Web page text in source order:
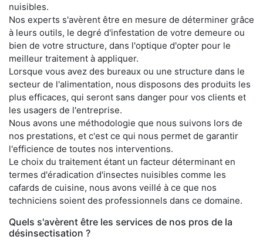
nuisibles.
Nos experts s'avèrent être en mesure de déterminer grâce
à leurs outils, le degré d'infestation de votre demeure ou
bien de votre structure, dans l'optique d'opter pour le
meilleur traitement à appliquer.
Lorsque vous avez des bureaux ou une structure dans le
secteur de l'alimentation, nous disposons des produits les
plus efficaces, qui seront sans danger pour vos clients et
les usagers de l'entreprise.
Nous avons une méthodologie que nous suivons lors de
nos prestations, et c'est ce qui nous permet de garantir
l'efficience de toutes nos interventions.
Le choix du traitement étant un facteur déterminant en
termes d'éradication d'insectes nuisibles comme les
cafards de cuisine, nous avons veillé à ce que nos
techniciens soient des professionnels dans ce domaine.
Quels s'avèrent être les services de nos pros de la
désinsectisation ?